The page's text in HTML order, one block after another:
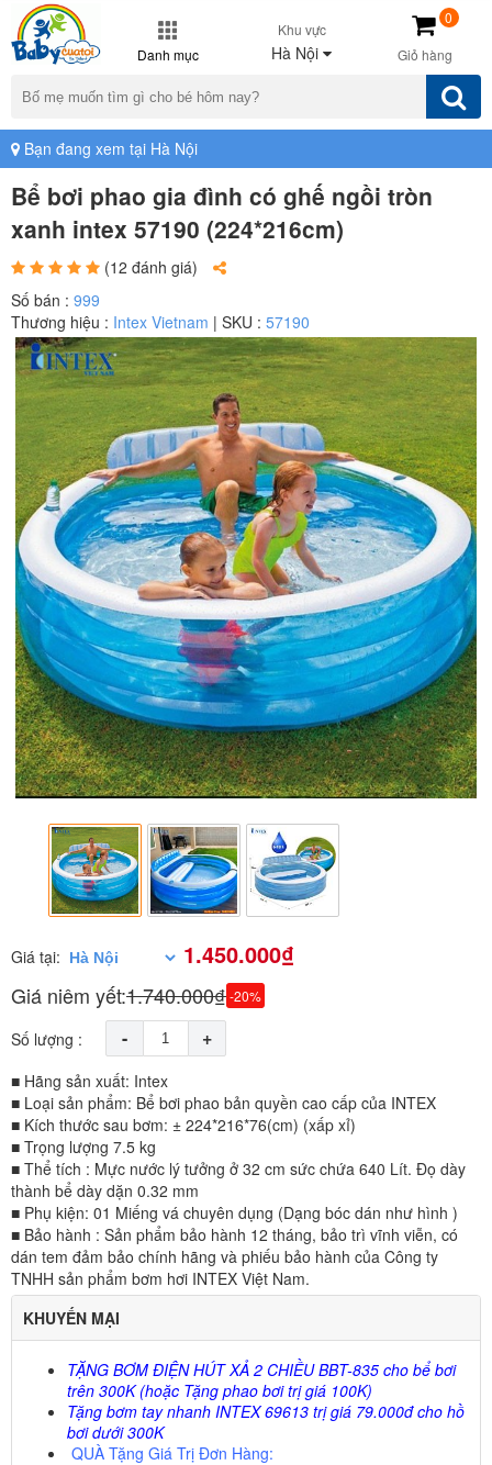
Danh mục
Khu vực
Hà Nội Giỏ hàng
0
Bạn đang xem tại Hà Nội
Bể bơi phao gia đình có ghế ngồi tròn
xanh intex 57190 (224*216cm)
(12 đánh giá)
Số bán : 999
Thương hiệu : Intex Vietnam | SKU : 57190
Giá tại: 1.450.000₫
Giá niêm yết:1.740.000₫-20%
Số lượng : - +
■ Hãng sản xuất: Intex
■ Loại sản phẩm: Bể bơi phao bản quyền cao cấp của INTEX
■ Kích thước sau bơm: ± 224*216*76(cm) (xấp xỉ)
■ Trọng lượng 7.5 kg
■ Thể tích : Mực nước lý tưởng ở 32 cm sức chứa 640 Lít. Đọ dày
thành bể dày dặn 0.32 mm
■ Phụ kiện: 01 Miếng vá chuyên dụng (Dạng bóc dán như hình )
■ Bảo hành : Sản phẩm bảo hành 12 tháng, bảo trì vĩnh viễn, có
dán tem đảm bảo chính hãng và phiếu bảo hành của Công ty
TNHH sản phẩm bơm hơi INTEX Việt Nam.
KHUYẾN MẠI
TẶNG BƠM ĐIỆN HÚT XẢ 2 CHIỀU BBT-835 cho bể bơi
trên 300K (hoặc Tặng phao bơi trị giá 100K)
Tặng bơm tay nhanh INTEX 69613 trị giá 79.000đ cho hồ
bơi dưới 300K
QUÀ Tặng Giá Trị Đơn Hàng: